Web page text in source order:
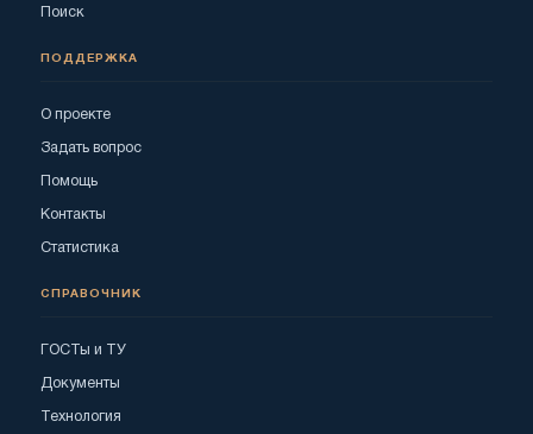
Поиск
ПОДДЕРЖКА
О проекте
Задать вопрос
Помощь
Контакты
Статистика
СПРАВОЧНИК
ГОСТы и ТУ
Документы
Технология